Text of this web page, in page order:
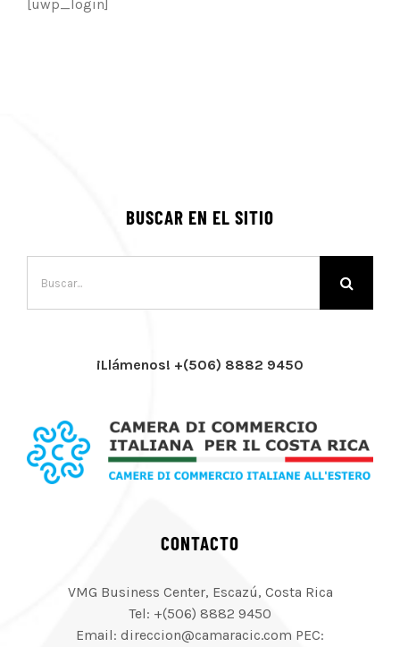
[uwp_login]
BUSCAR EN EL SITIO
¡Llámenos! +(506) 8882 9450
CONTACTO
VMG Business Center, Escazú, Costa Rica
Tel: +(506) 8882 9450
Email: direccion@camaracic.com PEC: